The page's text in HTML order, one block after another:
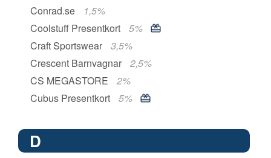
Conrad.se
1,5%
Coolstuff Presentkort
5%
Craft Sportswear
3,5%
Crescent Barnvagnar
2,5%
CS MEGASTORE
2%
Cubus Presentkort
5%
D